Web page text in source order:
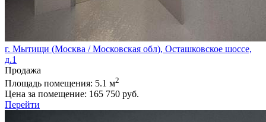
г. Мытищи (Москва / Московская обл), Осташковское шоссе,
д.1
Продажа
Площадь помещения: 5.1 м2
Цена за помещение: 165 750 руб.
Перейти